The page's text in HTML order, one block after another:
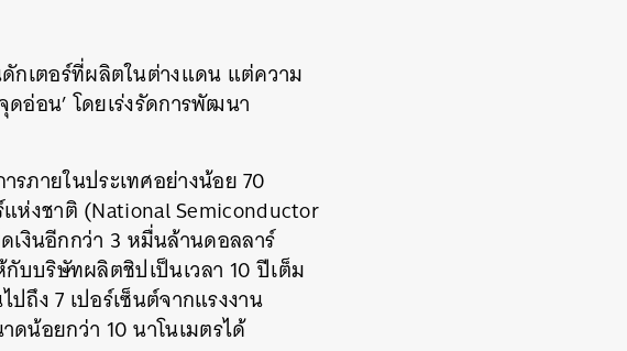
กเตอร์ที่ผลิตในต่างแดน แต่ความ
อ่อน’ โดยเร่งรัดการพัฒนา
ภายในประเทศอย่างน้อย 70
ห่งชาติ (National Semiconductor
เงินอีกกว่า 3 หมื่นล้านดอลลาร์
บบริษัทผลิตชิปเป็นเวลา 10 ปีเต็ม
ถึง 7 เปอร์เซ็นต์จากแรงงาน
น้อยกว่า 10 นาโนเมตรได้